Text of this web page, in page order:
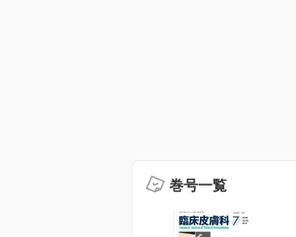
巻号一覧